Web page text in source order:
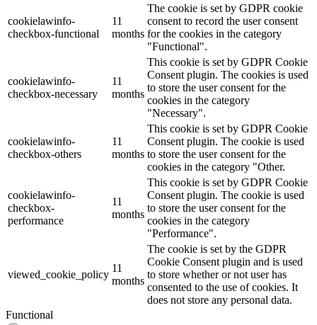
cookielawinfo-
checkbox-functional
11
months
The cookie is set by GDPR cookie
consent to record the user consent
for the cookies in the category
"Functional".
cookielawinfo-
checkbox-necessary
11
months
This cookie is set by GDPR Cookie
Consent plugin. The cookies is used
to store the user consent for the
cookies in the category
"Necessary".
cookielawinfo-
checkbox-others
11
months
This cookie is set by GDPR Cookie
Consent plugin. The cookie is used
to store the user consent for the
cookies in the category "Other.
cookielawinfo-
checkbox-
performance
11
months
This cookie is set by GDPR Cookie
Consent plugin. The cookie is used
to store the user consent for the
cookies in the category
"Performance".
viewed_cookie_policy
11
months
The cookie is set by the GDPR
Cookie Consent plugin and is used
to store whether or not user has
consented to the use of cookies. It
does not store any personal data.
Functional